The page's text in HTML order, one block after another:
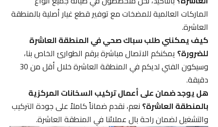
الماركات العالمية للمضخات مع توفير قطع غيار أصلية بالمنطقة
العاشرة.
كيف يمكنني طلب سباك صحي في المنطقة العاشرة
للضرورة؟يمكنكم الاتصال مباشرة برقم الطوارئ الخاص بنا،
وسيكون الفني لديكم في المنطقة العاشرة خلال أقل من 30
دقيقة.
هل يوجد ضمان على أعمال تركيب السخانات المركزية
بالمنطقة العاشرة؟نعم، نقدم ضماناً كاملاً على جودة التركيب
والتشغيل لضمان راحة بال عملائنا في المنطقة العاشرة.